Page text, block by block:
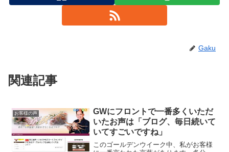
Gaku
関連記事
お客様の声
GWにフロントで一番多くいただ
いたお声は「ブログ、毎日続いて
いてすごいですね」
このゴールデンウイーク中、私がお客様